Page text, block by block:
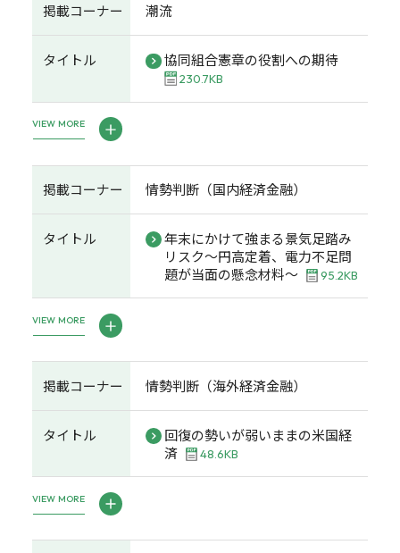
掲載コーナー 潮流
タイトル 協同組合憲章の役割への期待
230.7KB
VIEW MORE
掲載コーナー 情勢判断（国内経済金融）
タイトル
年末にかけて強まる景気足踏み
リスク～円高定着、電力不足問
題が当面の懸念材料～
95.2KB
VIEW MORE
掲載コーナー 情勢判断（海外経済金融）
タイトル
回復の勢いが弱いままの米国経
済
48.6KB
VIEW MORE